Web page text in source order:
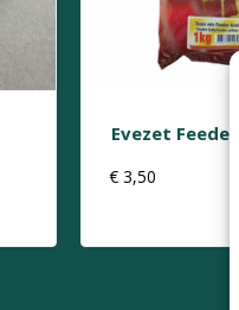
Evezet
€ 3,50